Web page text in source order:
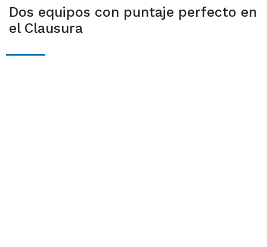
Dos equipos con puntaje perfecto en
el Clausura